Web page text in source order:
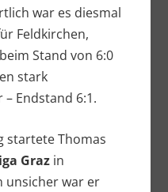
war es diesmal
Feldkirchen,
Stand von 6:0
stark
– Endstand 6:1.
startete Thomas
Graz in
unsicher war er